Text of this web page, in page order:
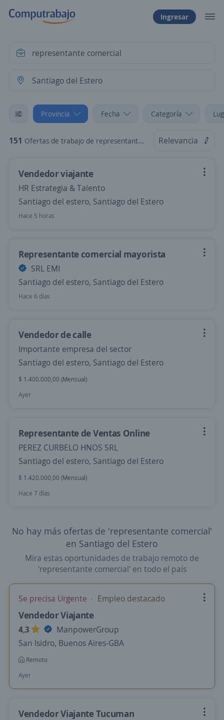
Ingresar
Provincia Fecha Categoría
151 Ofertas de trabajo de representante comercial en Santiago del Estero Relevancia
Vendedor viajante
HR Estrategia & Talento
Santiago del estero, Santiago del Estero
Hace 5 horas
Representante comercial mayorista
SRL EMI
Santiago del estero, Santiago del Estero
Hace 6 días
Vendedor de calle
Importante empresa del sector
Santiago del estero, Santiago del Estero
$ 1.400.000,00 (Mensual)
Ayer
Representante de Ventas Online
PEREZ CURBELO HNOS SRL
Santiago del estero, Santiago del Estero
$ 1.420.000,00 (Mensual)
Hace 7 días
No hay más ofertas de 'representante comercial'
en Santiago del Estero
Mira estas oportunidades de trabajo remoto de
'representante comercial' en todo el país
Se precisa Urgente Empleo destacado
Vendedor Viajante
4,3
ManpowerGroup
San Isidro, Buenos Aires-GBA
Remoto
Ayer
Vendedor Viajante Tucuman